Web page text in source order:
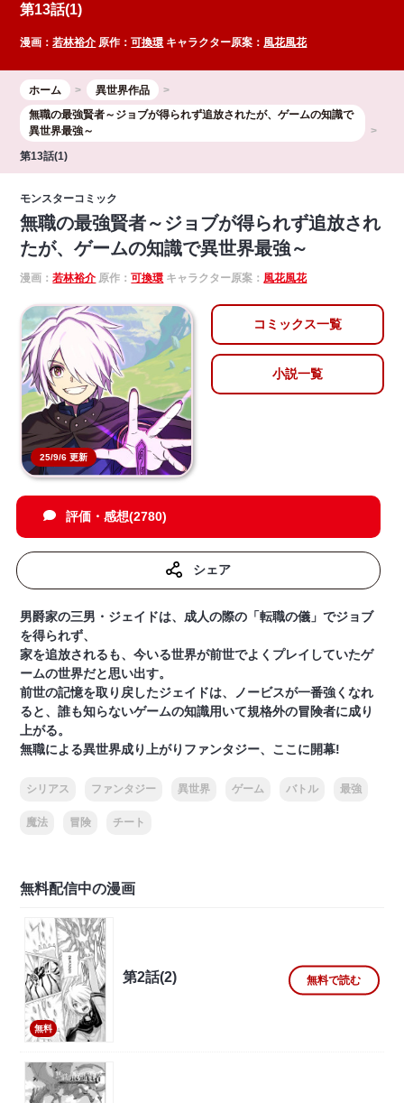
第13話(1)
漫画：若林裕介 原作：可換環 キャラクター原案： 風花風花
ホーム
異世界作品
無職の最強賢者～ジョブが得られず追放されたが、ゲームの知識で
異世界最強～
第13話(1)
モンスターコミック
無職の最強賢者～ジョブが得られず追放され
たが、ゲームの知識で異世界最強～
漫画：若林裕介 原作：可換環 キャラクター原案： 風花風花
25/9/6 更新
コミックス一覧
小説一覧
評価・感想(2780)
シェア
男爵家の三男・ジェイドは、成人の際の「転職の儀」でジョブ
を得られず、
家を追放されるも、今いる世界が前世でよくプレイしていたゲ
ームの世界だと思い出す。
前世の記憶を取り戻したジェイドは、ノービスが一番強くなれ
ると、誰も知らないゲームの知識用いて規格外の冒険者に成り
上がる。
無職による異世界成り上がりファンタジー、ここに開幕!
シリアス ファンタジー 異世界 ゲーム バトル 最強
魔法 冒険 チート
無料配信中の漫画
無料
第2話(2) 無料で読む